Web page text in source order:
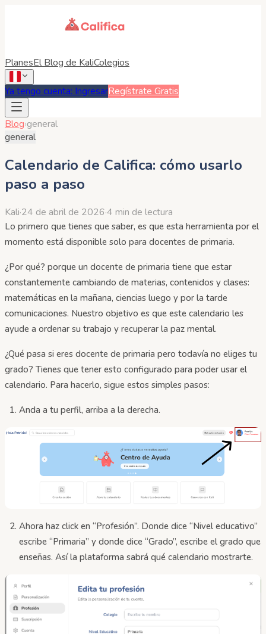
PlanesEl Blog de KaliColegios
Ya tengo cuenta: IngresarRegístrate Gratis
Blog›general
general
Calendario de Califica: cómo usarlo
paso a paso
Kali·24 de abril de 2026·4 min de lectura
Lo primero que tienes que saber, es que esta herramienta por el
momento está disponible solo para docentes de primaria.
¿Por qué? porque un docente de primaria tiene que estar
constantemente cambiando de materias, contenidos y clases:
matemáticas en la mañana, ciencias luego y por la tarde
comunicaciones. Nuestro objetivo es que este calendario les
ayude a ordenar su trabajo y recuperar la paz mental.
¿Qué pasa si eres docente de primaria pero todavía no eliges tu
grado? Tienes que tener esto configurado para poder usar el
calendario. Para hacerlo, sigue estos simples pasos:
Anda a tu perfil, arriba a la derecha.
Ahora haz click en “Profesión”. Donde dice “Nivel educativo”
escribe “Primaria” y donde dice “Grado”, escribe el grado que
enseñas. Así la plataforma sabrá qué calendario mostrarte.